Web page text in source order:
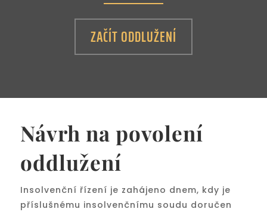
ZAČÍT ODDLUŽENÍ
Návrh na povolení
oddlužení
Insolvenční řízení je zahájeno dnem, kdy je
příslušnému insolvenčnímu soudu doručen